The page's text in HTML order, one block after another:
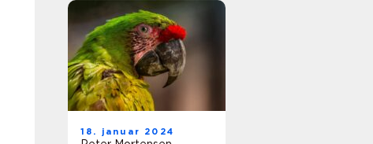
18. januar 2024